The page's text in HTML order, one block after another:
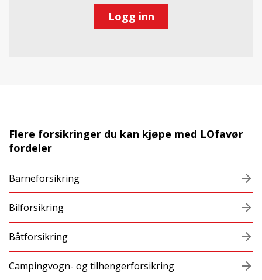
Logg inn
Flere forsikringer du kan kjøpe med LOfavør
fordeler
Barneforsikring
Bilforsikring
Båtforsikring
Campingvogn- og tilhengerforsikring